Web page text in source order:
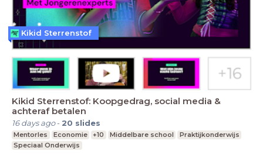
Kikid Sterrenstof: Koopgedrag, social media &
achteraf betalen
16 days ago- 20 slides
Mentorles Economie +10 Middelbare school
Praktijkonderwijs
Speciaal Onderwijs
Kikid Sterrenstof